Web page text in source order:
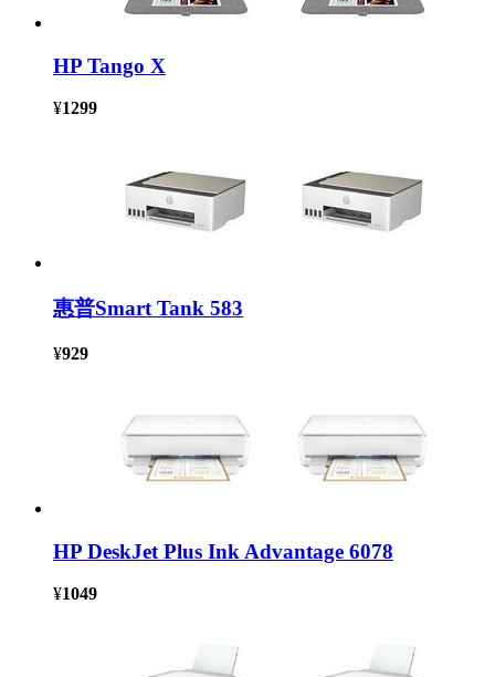
HP Tango X
¥1299
惠普Smart Tank 583
¥929
HP DeskJet Plus Ink Advantage 6078
¥1049